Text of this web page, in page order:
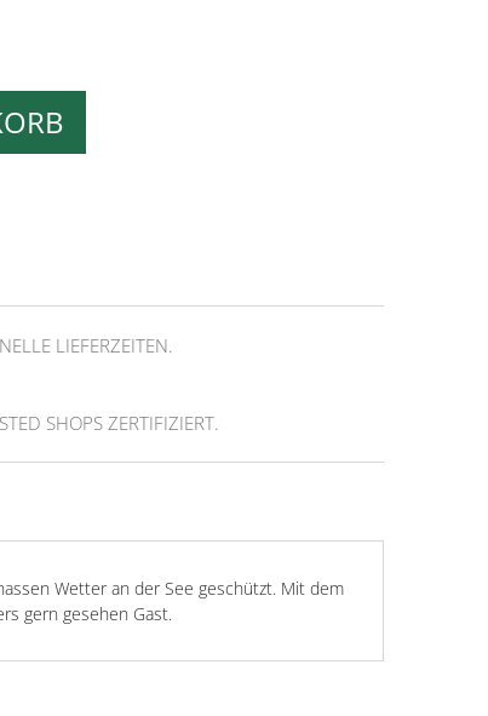
LIEFERZEITEN.
SHOPS ZERTIFIZIERT.
Wetter an der See geschützt. Mit dem
gern gesehen Gast.